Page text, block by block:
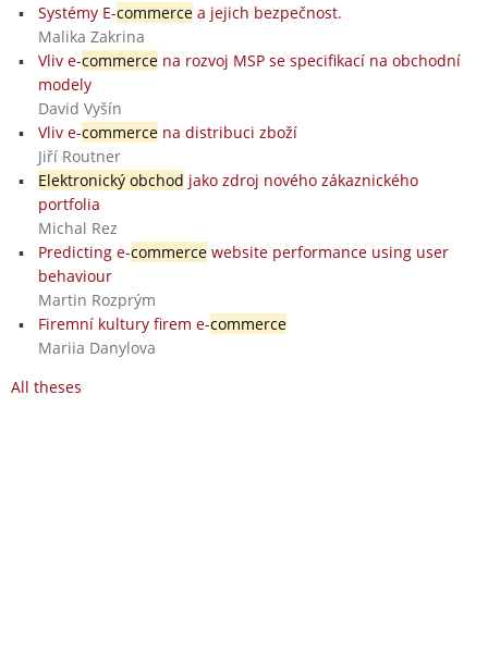
Systémy E-commercea jejich bezpečnost.
Malika Zakrina
Vliv e-commercena rozvoj MSP se specifikací na obchodní
modely
David Vyšín
Vliv e-commercena distribuci zboží
Jiří Routner
Elektronický obchod jako zdroj nového zákaznického
portfolia
Michal Rez
Predicting e-commercewebsite performance using user
behaviour
Martin Rozprým
Firemní kultury firem e-commerce
Mariia Danylova
All theses